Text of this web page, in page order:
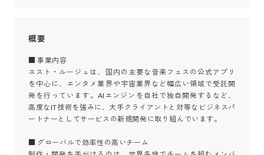
概要
■ 事業内容
エスト・ルージュは、国内の主要な音楽フェスの公式アプリ
を中心に、エンタメ業界や宇宙業界など幅広い領域で受託開
発を行っています。AIエンジンを自社で独自開発するなど、
高度なIT技術を強みに、大手クライアントと対等なビジネスパ
ートナーとしてサービスの新規開発に取り組んでいます。
■ グローバルで効率性の高いチーム